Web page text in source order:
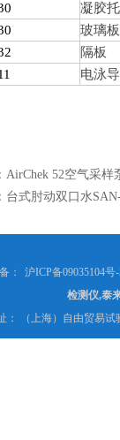
凝胶
玻璃板
隔板
电泳
AirChek 52空气采样
台式肘动双口水
：
沪ICP备09035104号
检测仪,泰
： （上海）自由贸易